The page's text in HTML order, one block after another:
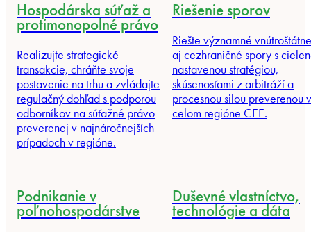
Hospodárska súťaž a
protimonopolné právo
Realizujte strategické
transakcie, chráňte svoje
postavenie na trhu a zvládajte
regulačný dohľad s podporou
odborníkov na súťažné právo
preverenej v najnáročnejších
prípadoch v regióne.
Riešenie sporov
Riešte významné vnútroštátne
aj cezhraničné spory s
nastavenou stratégiou,
skúsenosťami z arbitráží a
procesnou silou preverenou v
celom regióne CEE.
Podnikanie v
poľnohospodárstve
Duševné vlastníctvo,
technológie a dáta